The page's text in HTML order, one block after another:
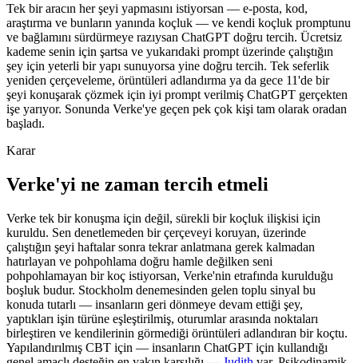
Tek bir aracın her şeyi yapmasını istiyorsan — e-posta, kod,
araştırma ve bunların yanında koçluk — ve kendi koçluk promptunu
ve bağlamını sürdürmeye razıysan ChatGPT doğru tercih. Ücretsiz
kademe senin için şartsa ve yukarıdaki prompt üzerinde çalıştığın
şey için yeterli bir yapı sunuyorsa yine doğru tercih. Tek seferlik
yeniden çerçeveleme, örüntüleri adlandırma ya da gece 11'de bir
şeyi konuşarak çözmek için iyi prompt verilmiş ChatGPT gerçekten
işe yarıyor. Sonunda Verke'ye geçen pek çok kişi tam olarak oradan
başladı.
Karar
Verke'yi ne zaman tercih etmeli
Verke tek bir konuşma için değil, sürekli bir koçluk ilişkisi için
kuruldu. Sen denetlemeden bir çerçeveyi koruyan, üzerinde
çalıştığın şeyi haftalar sonra tekrar anlatmana gerek kalmadan
hatırlayan ve pohpohlama doğru hamle değilken seni
pohpohlamayan bir koç istiyorsan, Verke'nin etrafında kurulduğu
boşluk budur. Stockholm denemesinden gelen toplu sinyal bu
konuda tutarlı — insanların geri dönmeye devam ettiği şey,
yaptıkları işin türüne eşleştirilmiş, oturumlar arasında noktaları
birleştiren ve kendilerinin görmediği örüntüleri adlandıran bir koçtu.
Yapılandırılmış CBT için — insanların ChatGPT için kullandığı